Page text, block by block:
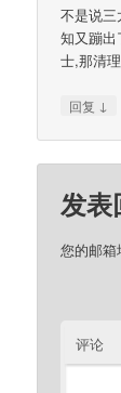
不是说
知又蹦
士,那清
回复 ↓
发表
您的邮箱
评论